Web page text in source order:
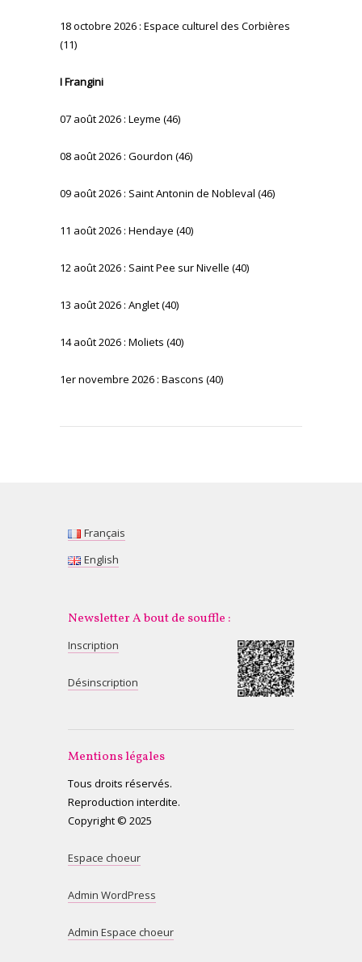
18 octobre 2026 : Espace culturel des Corbières
(11)
I Frangini
07 août 2026 : Leyme (46)
08 août 2026 : Gourdon (46)
09 août 2026 : Saint Antonin de Nobleval (46)
11 août 2026 : Hendaye (40)
12 août 2026 : Saint Pee sur Nivelle (40)
13 août 2026 : Anglet (40)
14 août 2026 : Moliets (40)
1er novembre 2026 : Bascons (40)
Français
English
Newsletter A bout de souffle :
Inscription
Désinscription
Mentions légales
Tous droits réservés.
Reproduction interdite.
Copyright © 2025
Espace choeur
Admin WordPress
Admin Espace choeur